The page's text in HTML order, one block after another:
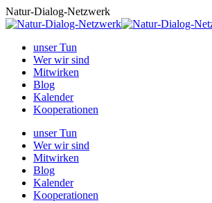
Zum
Inhalt
Natur-Dialog-Netzwerk
unser Tun
Wer wir sind
Mitwirken
Blog
Kalender
Kooperationen
unser Tun
Wer wir sind
Mitwirken
Blog
Kalender
Kooperationen